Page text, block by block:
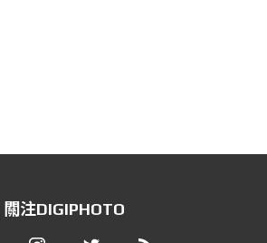
關注DIGIPHOTO